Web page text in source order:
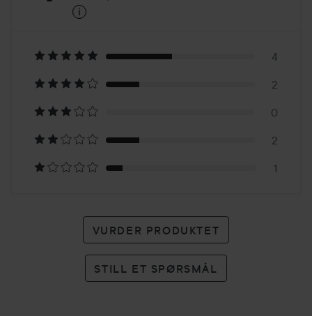
Basert
på
9
karakterer
i
4
2
0
2
1
VURDER PRODUKTET
STILL ET SPØRSMÅL